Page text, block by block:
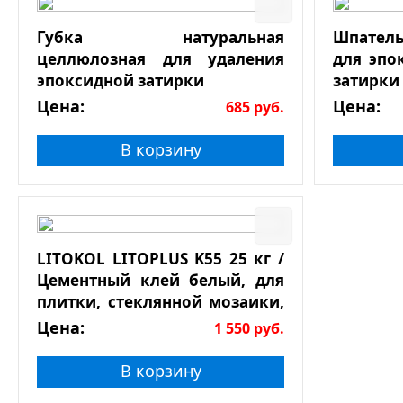
Губка натуральная
целлюлозная для удаления
эпоксидной затирки
Цена: 685 руб.
В корзину
для
затирки
Цена:
LITOKOL LITOPLUS K55 25 кг /
Цементный клей белый, для
плитки, стеклянной мозаики,
натурального камня
Цена: 1 550 руб.
В корзину